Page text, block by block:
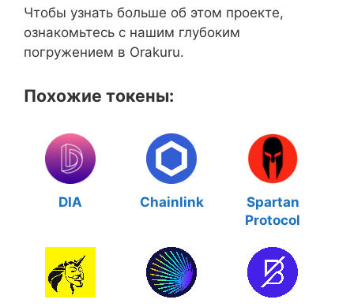
Чтобы узнать больше об этом проекте,
ознакомьтесь с нашим глубоким
погружением в Orakuru.
Похожие токены:
DIA Chainlink
Spartan
Protocol